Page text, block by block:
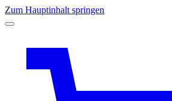
Zum Hauptinhalt springen